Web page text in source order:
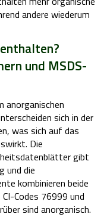
andere wiederum
und MSDS-
anorganischen
sich in der
was sich auf das
Die
gibt
und die
kombinieren beide
Codes 76999 und
sind anorganisch.